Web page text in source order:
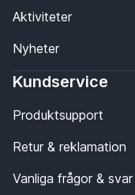
Aktiviteter
Nyheter
Kundservice
Produktsupport
Retur & reklamation
Vanliga frågor & svar